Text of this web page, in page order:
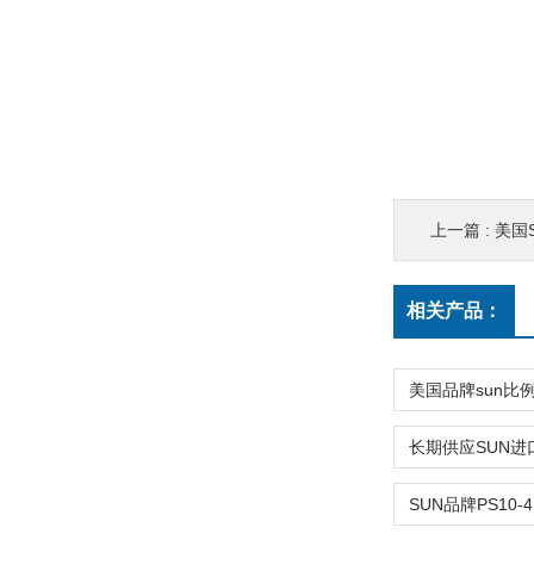
上一篇 : 美国
相关产品：